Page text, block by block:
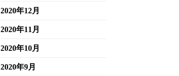
2020年12月
2020年11月
2020年10月
2020年9月